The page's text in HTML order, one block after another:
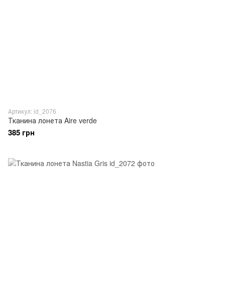
Артикул: id_2076
Тканина лонета Aire verde
385 грн